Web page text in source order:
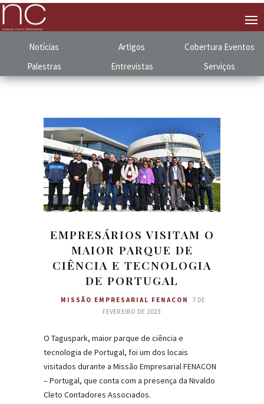
Notícias Artigos Cobertura Eventos
Palestras
Entrevistas Serviços
EMPRESÁRIOS VISITAM O
MAIOR PARQUE DE
CIÊNCIA E TECNOLOGIA
DE PORTUGAL
MISSÃO EMPRESARIAL FENACON
7 DE
FEVEREIRO DE 2023
O Taguspark, maior parque de ciência e
tecnologia de Portugal, foi um dos locais
visitados durante a Missão Empresarial FENACON
– Portugal, que conta com a presença da Nivaldo
Cleto Contadores Associados.